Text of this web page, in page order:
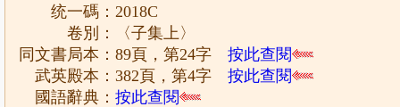
统一碼：2018C
卷別：〈子集上〉
同文書局本：89頁，第24字按此查閱
武英殿本：382頁，第4字按此查閱
國語辭典：按此查閱